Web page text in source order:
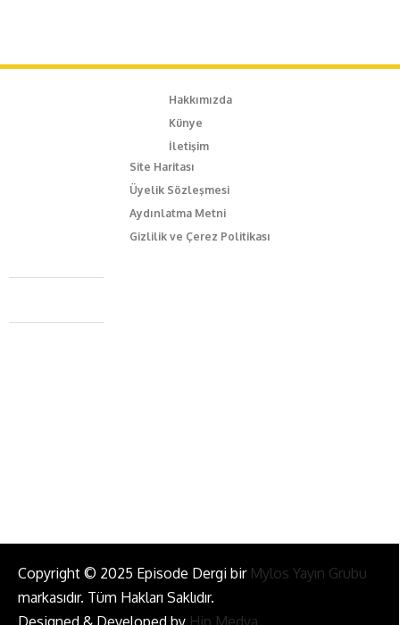
Hakkımızda
Künye
İletişim
Site Haritası
Üyelik Sözleşmesi
Aydınlatma Metni
Gizlilik ve Çerez Politikası
Caferağa Mah. Dr. Şakir Paşa Sok. No3/A Kadıköy İstanbul
+90 543 345 46 00
Copyright © 2025 Episode Dergi bir Mylos Yayın Grubu
markasıdır. Tüm Hakları Saklıdır.
Designed & Developed by Hip Medya